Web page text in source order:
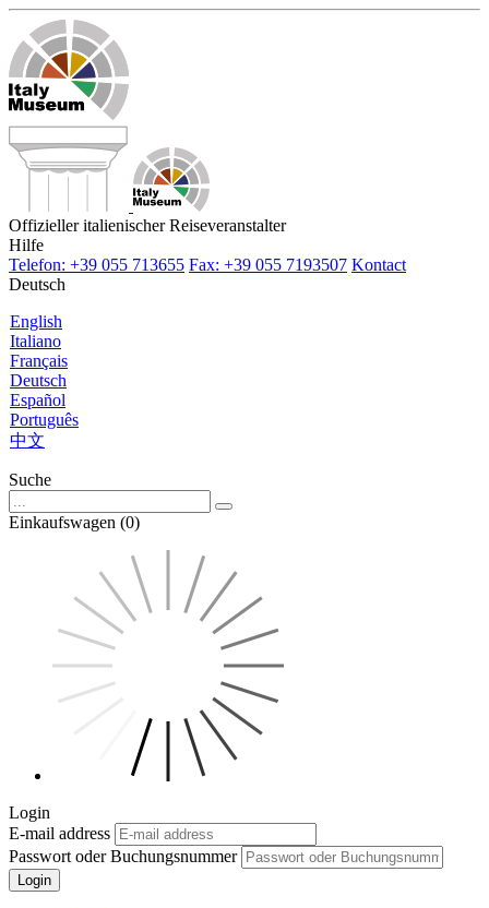
Offizieller italienischer Reiseveranstalter
Hilfe
Telefon: +39 055 713655 Fax: +39 055 7193507 Kontact
Deutsch
English
Italiano
Français
Deutsch
Español
Português
中文
Suche
Einkaufswagen (0)
Login
E-mail address
Passwort oder Buchungsnummer
Login